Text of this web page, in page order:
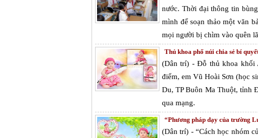
nước. Thời đại thông tin
mình để soạn thảo một văn
mọi người bị chìm vào quên
Thủ khoa phố núi chia sẻ bí
(Dân trí) - Đỗ thủ khoa khối
điểm, em Vũ Hoài Sơn (học
Du, TP Buôn Ma Thuột, tỉnh
qua mạng.
“Phương pháp dạy của trường
(Dân trí) - “Cách học nhóm